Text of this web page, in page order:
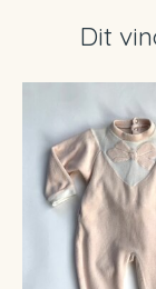
Dit
Items van